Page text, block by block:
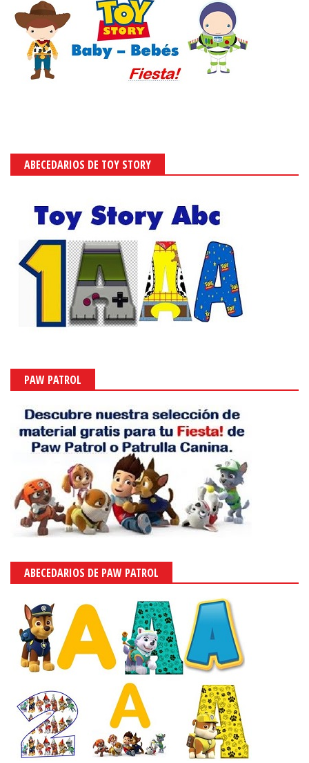
ABECEDARIOS DE TOY STORY
PAW PATROL
ABECEDARIOS DE PAW PATROL